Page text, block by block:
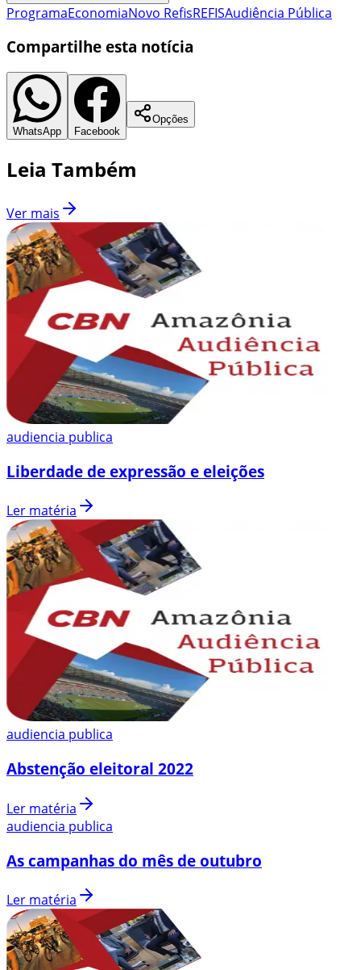
ProgramaEconomiaNovo RefisREFISAudiência Pública
Compartilhe esta notícia
WhatsApp Facebook
Opções
Leia Também
Ver mais
audiencia publica
Liberdade de expressão e eleições
Ler matéria
audiencia publica
Abstenção eleitoral 2022
Ler matéria
audiencia publica
As campanhas do mês de outubro
Ler matéria